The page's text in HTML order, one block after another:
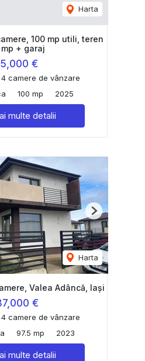
Harta
100 mp utili, teren
+ garaj
€
camere de vânzare
100 mp 2025
multe detalii
Harta
Next
Valea Adâncă, Iași
€
camere de vânzare
97.5 mp 2023
multe detalii